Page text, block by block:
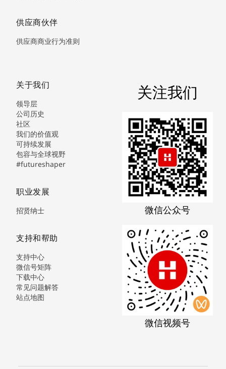
供应商伙伴
供应商商业行为准则
关于我们
领导层
公司历史
社区
我们的价值观
可持续发展
包容与全球视野
#futureshaper
职业发展
招贤纳士
支持和帮助
支持中心
微信号矩阵
下载中心
常见问题解答
站点地图
关注我们
微信公众号
微信视频号